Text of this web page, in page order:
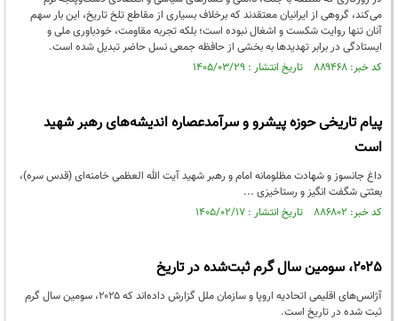
می‌کند، گروهی از ایرانیان معتقدند که برخلاف بسیاری از مقاطع تلخ تاریخ، این بار سهم
آنان تنها روایت شکست و اشغال نبوده است؛ بلکه تجربه مقاومت، خودباوری ملی و
ایستادگی در برابر تهدیدها به بخشی از حافظه جمعی نسل حاضر تبدیل شده است.
کد خبر: ۸۸۹۴۶۸ تاریخ انتشار : ۱۴۰۵/۰۳/۲۹
پیام تاریخی حوزه پیشرو و سرآمدعصاره اندیشه‌های رهبر شهید
است
داغ جانسوز و شهادت مظلومانه امام و رهبر شهید آیت الله العظمی خامنه‌ای (قدس سره)،
بعثتی شگفت انگیز و رستاخیزی ...
کد خبر: ۸۸۶۸۰۲ تاریخ انتشار : ۱۴۰۵/۰۲/۱۷
۲۰۲۵، سومین سال گرم ثبت‌شده در تاریخ
آژانس‌های اقلیمی اتحادیه اروپا و سازمان ملل گزارش داده‌اند که ۲۰۲۵، سومین سال گرم
ثبت شده در تاریخ است.